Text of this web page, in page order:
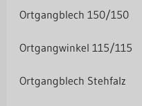
Ortgangblech 150/150
Ortgangwinkel 115/115
Ortgangblech Stehfalz